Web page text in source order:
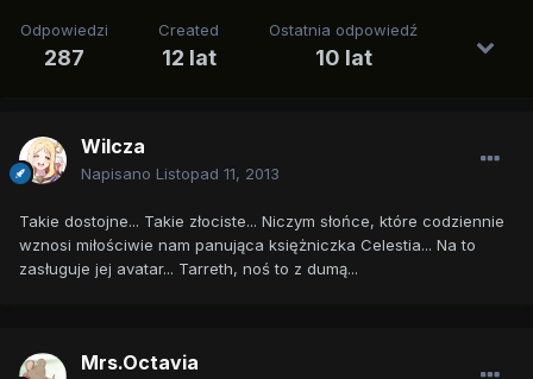
Odpowiedzi
287
Created
12 lat
Ostatnia odpowiedź
10 lat
Wilcza
Napisano Listopad 11, 2013
Takie dostojne... Takie złociste... Niczym słońce, które codziennie
wznosi miłościwie nam panująca księżniczka Celestia... Na to
zasługuje jej avatar... Tarreth, noś to z dumą...
Mrs.Octavia